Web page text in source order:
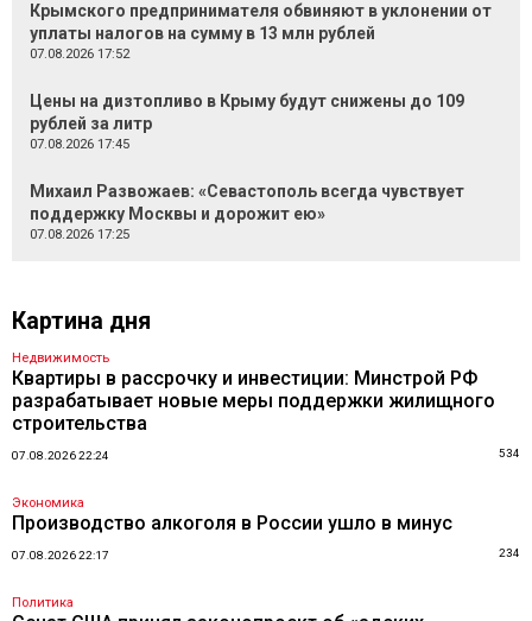
Крымского предпринимателя обвиняют в уклонении от
уплаты налогов на сумму в 13 млн рублей
07.08.2026 17:52
Цены на дизтопливо в Крыму будут снижены до 109
рублей за литр
07.08.2026 17:45
Михаил Развожаев: «Севастополь всегда чувствует
поддержку Москвы и дорожит ею»
07.08.2026 17:25
Картина дня
Недвижимость
Квартиры в рассрочку и инвестиции: Минстрой РФ
разрабатывает новые меры поддержки жилищного
строительства
07.08.2026 22:24 534
Экономика
Производство алкоголя в России ушло в минус
07.08.2026 22:17 234
Политика